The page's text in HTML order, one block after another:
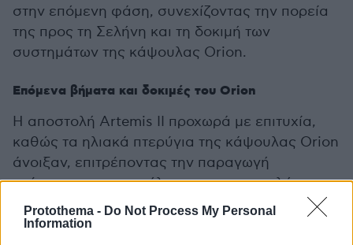
Protothema - Do Not Process My Personal
Information
στην επόμενη φάση, συνεχίζοντας την πορεία
της προς τη Σελήνη και τη δοκιμή των
συστημάτων της κάψουλας Orion.
Επόμενα βήματα και δοκιμές του Orion
Η αποστολή Artemis II προχωρά με επιτυχία,
καθώς τα ηλιακά πτερύγια της κάψουλας Orion
άνοιξαν, επιτρέποντας την παραγωγή
ενέργειας για το υπόλοιπο της αποστολής.
Κάθε από τα τέσσερα ηλιακά πτερύγια περιέχει
15,000 ηλιακά κύτταρα που θα αξιοποιηθούν